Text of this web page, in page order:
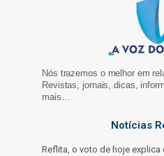
Nós trazemos o melhor em
Revistas, jornais, dicas,
mais…
Notícias
Reflita, o voto de hoje explica